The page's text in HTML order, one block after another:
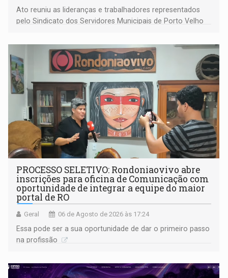
Ato reuniu as lideranças e trabalhadores representados
pelo Sindicato dos Servidores Municipais de Porto Velho
PROCESSO SELETIVO: Rondoniaovivo abre
inscrições para oficina de Comunicação com
oportunidade de integrar a equipe do maior
portal de RO
Geral 06 de Agosto de 2026 às 17:24
Essa pode ser a sua oportunidade de dar o primeiro passo
na profissão